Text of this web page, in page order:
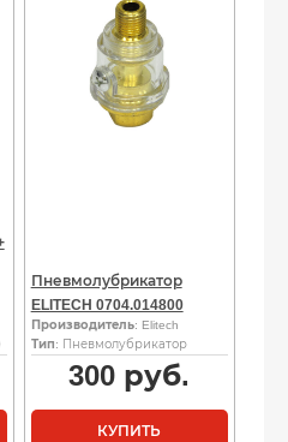
Пневмолубрикатор
ELITECH 0704.014800
Производитель: Elitech
Тип: Пневмолубрикатор
300 руб.
КУПИТЬ